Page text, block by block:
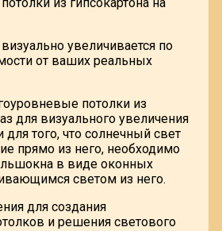
увеличивается по
от ваших реальных
потолки из
для визуального увеличения
того, что солнечный свет
прямо из него, необходимо
в виде оконных
светом из него.
для создания
и решения светового